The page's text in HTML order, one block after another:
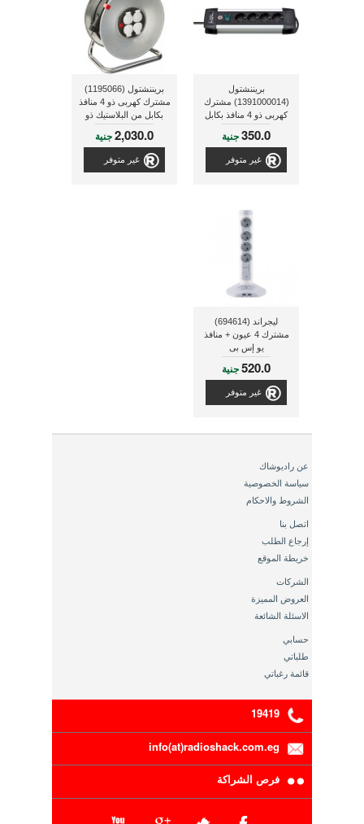
بريننشتول
(1391000014) مشترك
كهربى ذو 4 منافذ بكابل
ذو طول 1.8 متر
350.0جنية
غير متوفر
بريننشتول (1195066)
مشترك كهربى ذو 4 منافذ
بكابل من البلاستيك ذو
طول 50 متر
2,030.0جنية
غير متوفر
ليجراند (694614)
مشترك 4 عيون + منافذ
يو إس بى
520.0جنية
غير متوفر
عن راديوشاك
سياسة الخصوصية
الشروط والاحكام
اتصل بنا
إرجاع الطلب
خريطة الموقع
الشركات
العروض المميزة
الاسئلة الشائعة
حسابي
طلباتي
قائمة رغباتي
19419
info(at)radioshack.com.eg
فرص الشراكة